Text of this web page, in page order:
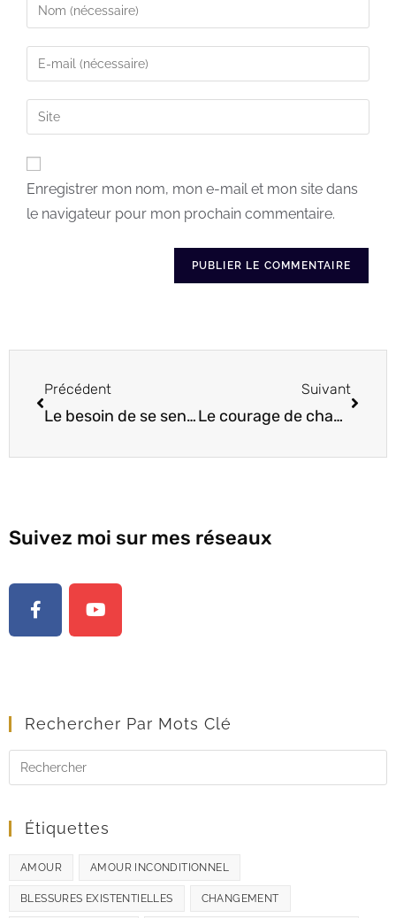
Enregistrer mon nom, mon e-mail et mon site dans
le navigateur pour mon prochain commentaire.
Précédent
Le besoin de se sentir spécial et unique aux yeux des autres
Suivant
Le courage de changer face à la peur de l’inconnu
Suivez moi sur mes réseaux
Rechercher Par Mots Clé
Étiquettes
AMOUR AMOUR INCONDITIONNEL
BLESSURES EXISTENTIELLES CHANGEMENT